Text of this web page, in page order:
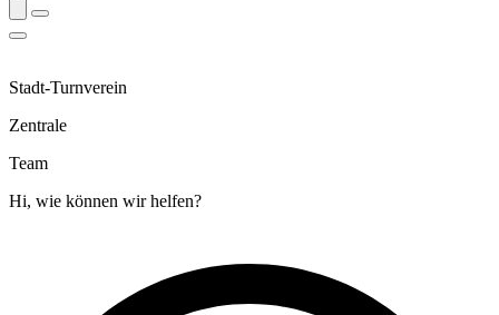
Stadt-Turnverein
Zentrale
Team
Hi, wie können wir helfen?